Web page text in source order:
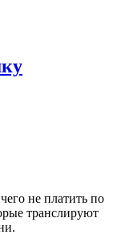
не платить по
транслируют